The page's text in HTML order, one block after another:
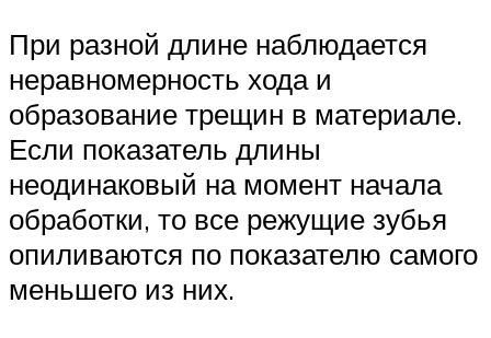
При разной длине наблюдается
неравномерность хода и
образование трещин в материале.
Если показатель длины
неодинаковый на момент начала
обработки, то все режущие зубья
опиливаются по показателю самого
меньшего из них.